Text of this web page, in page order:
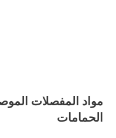
مواد المفصلات
الحمامات